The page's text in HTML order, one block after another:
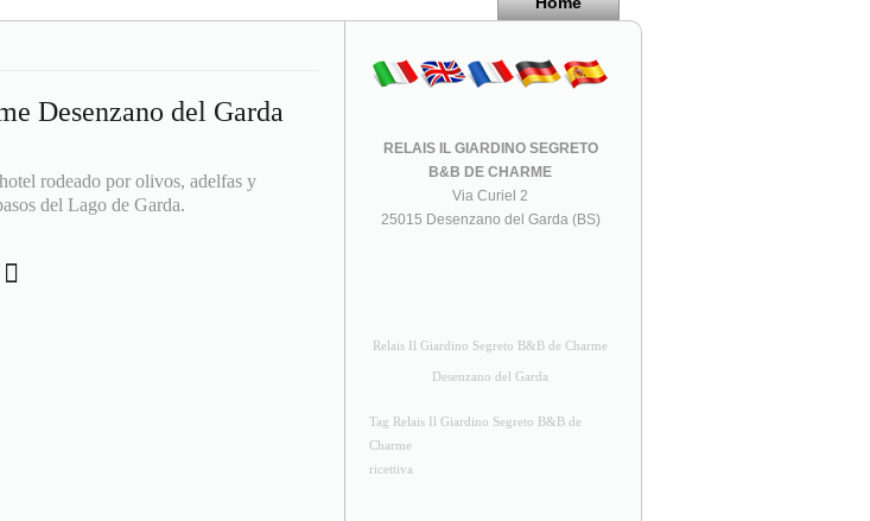
Desenzano del Garda
rodeado por olivos, adelfas y
del Lago de Garda.
RELAIS IL GIARDINO SEGRETO
B&B DE CHARME
Via Curiel 2
25015 Desenzano del Garda (BS)
Relais Il Giardino Segreto B&B de Charme
Desenzano del Garda
Tag Relais Il Giardino Segreto B&B de
Charme
ricettiva